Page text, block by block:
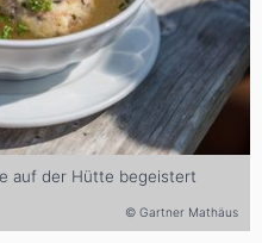
auf der Hütte begeistert
© Gartner Mathäus